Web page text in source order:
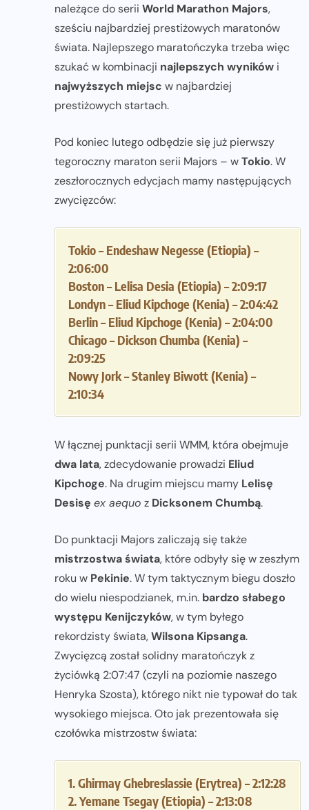
należące do serii World Marathon Majors,
sześciu najbardziej prestiżowych maratonów
świata. Najlepszego maratończyka trzeba więc
szukać w kombinacji najlepszych wyników i
najwyższych miejsc w najbardziej
prestiżowych startach.
Pod koniec lutego odbędzie się już pierwszy
tegoroczny maraton serii Majors – wTokio. W
zeszłorocznych edycjach mamy następujących
zwycięzców:
Tokio – Endeshaw Negesse (Etiopia) –
2:06:00
Boston – Lelisa Desia (Etiopia) – 2:09:17
Londyn – Eliud Kipchoge (Kenia) – 2:04:42
Berlin – Eliud Kipchoge (Kenia) – 2:04:00
Chicago – Dickson Chumba (Kenia) –
2:09:25
Nowy Jork – Stanley Biwott (Kenia) –
2:10:34
W łącznej punktacji serii WMM, która obejmuje
dwa lata, zdecydowanie prowadzi Eliud
Kipchoge. Na drugim miejscu mamy Lelisę
Desisę ex aequo z Dicksonem Chumbą.
Do punktacji Majors zaliczają się także
mistrzostwa świata, które odbyły się w zeszłym
roku w Pekinie. W tym taktycznym biegu doszło
do wielu niespodzianek, m.in. bardzo słabego
występu Kenijczyków, w tym byłego
rekordzisty świata,Wilsona Kipsanga.
Zwycięzcą został solidny maratończyk z
życiówką 2:07:47 (czyli na poziomie naszego
Henryka Szosta), którego nikt nie typował do tak
wysokiego miejsca. Oto jak prezentowała się
czołówka mistrzostw świata:
1. Ghirmay Ghebreslassie (Erytrea) – 2:12:28
2. Yemane Tsegay (Etiopia) – 2:13:08